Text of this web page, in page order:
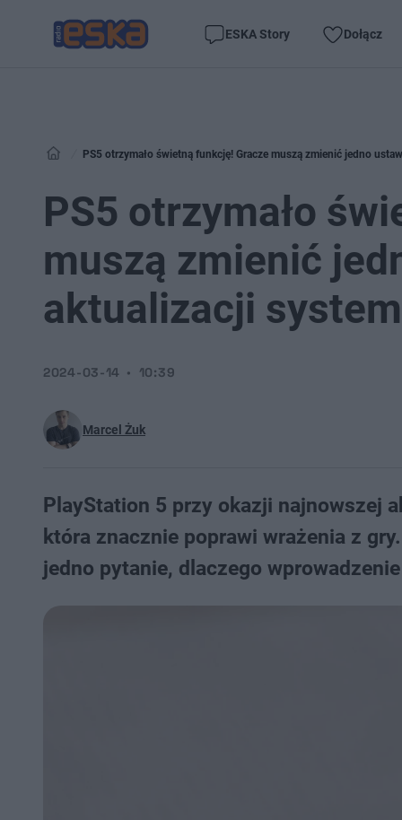
ESKA Story Dołącz
PS5 otrzymało świetną funkcję! Gracze muszą zmienić jedno
PS5 otrzymało
muszą zmienić
aktualizacji
Marcel Żuk
2024-03-14 10:39
PlayStation 5 przy okazji najnowszej
która znacznie poprawi wrażenia z
jedno pytanie, dlaczego